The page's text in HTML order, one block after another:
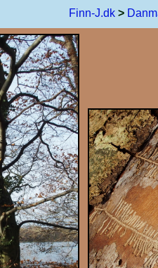
Finn-J.dk >